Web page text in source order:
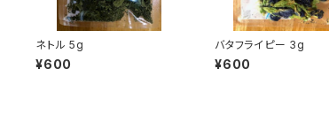
ネトル 5g
¥600
バタフライピー 3g
¥600